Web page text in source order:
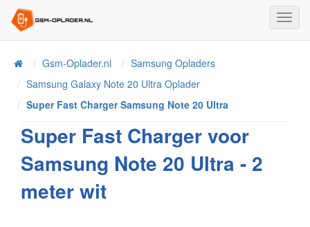
HomeGsm-Oplader.nl
Samsung Opladers
Samsung Galaxy Note 20 Ultra Oplader
Super Fast Charger Samsung Note 20 Ultra
Super Fast Charger voor
Samsung Note 20 Ultra - 2
meter wit